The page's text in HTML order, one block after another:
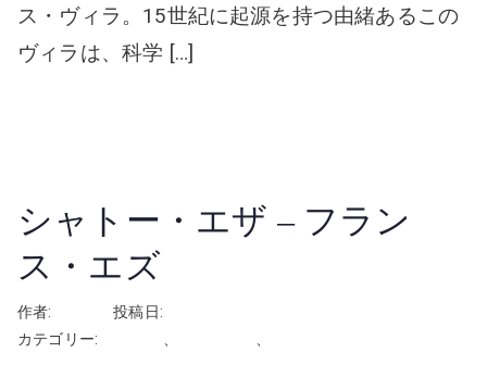
ス・ヴィラ。15世紀に起源を持つ由緒あるこの
ヴィラは、科学 […]
シャトー・エザ – フラン
ス・エズ
作者: rhayashi投稿日:
カテゴリー:
、 、